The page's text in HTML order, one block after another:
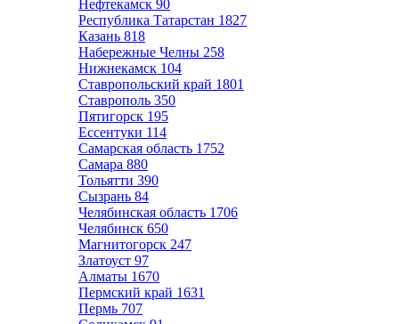
Нефтекамск 90
Республика Татарстан 1827
Казань 818
Набережные Челны 258
Нижнекамск 104
Ставропольский край 1801
Ставрополь 350
Пятигорск 195
Ессентуки 114
Самарская область 1752
Самара 880
Тольятти 390
Сызрань 84
Челябинская область 1706
Челябинск 650
Магнитогорск 247
Златоуст 97
Алматы 1670
Пермский край 1631
Пермь 707